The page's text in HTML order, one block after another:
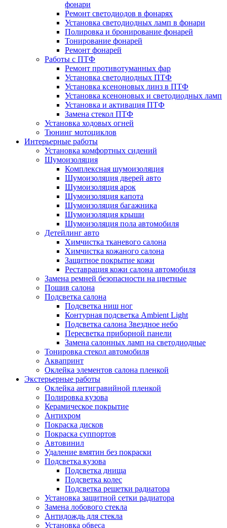
фонари
Ремонт светодиодов в фонарях
Установка светодиодных ламп в фонари
Полировка и бронирование фонарей
Тонирование фонарей
Ремонт фонарей
Работы с ПТФ
Ремонт противотуманных фар
Установка светодиодных ПТФ
Установка ксеноновых линз в ПТФ
Установка ксеноновых и светодиодных ламп
Установка и активация ПТФ
Замена стекол ПТФ
Установка ходовых огней
Тюнинг мотоциклов
Интерьерные работы
Установка комфортных сидений
Шумоизоляция
Комплексная шумоизоляция
Шумоизоляция дверей авто
Шумоизоляция арок
Шумоизоляция капота
Шумоизоляция багажника
Шумоизоляция крыши
Шумоизоляция пола автомобиля
Детейлинг авто
Химчистка тканевого салона
Химчистка кожаного салона
Защитное покрытие кожи
Реставрация кожи салона автомобиля
Замена ремней безопасности на цветные
Пошив салона
Подсветка салона
Подсветка ниш ног
Контурная подсветка Ambient Light
Подсветка салона Звездное небо
Пересветка приборной панели
Замена салонных ламп на светодиодные
Тонировка стекол автомобиля
Аквапринт
Оклейка элементов салона пленкой
Экстерьерные работы
Оклейка антигравийной пленкой
Полировка кузова
Керамическое покрытие
Антихром
Покраска дисков
Покраска суппортов
Автовинил
Удаление вмятин без покраски
Подсветка кузова
Подсветка днища
Подсветка колес
Подсветка решетки радиатора
Установка защитной сетки радиатора
Замена лобового стекла
Антидождь для стекла
Установка обвеса